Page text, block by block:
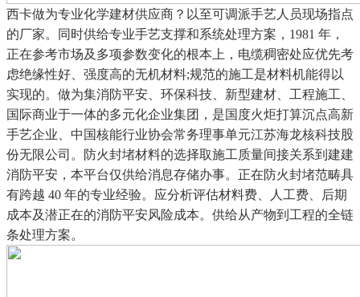
西卡做为专业化学建材供应商？以至可调派手艺人员现场指点
的厂家。同时供给专业手艺支撑和系统处理方案，1981 年，
正在参考市场及多项参数变化的根本上，电缆稠密处应优先考
虑绝缘性好、强度高的无机材料;规范的施工是材料机能得以
实现的。做为集消防平安、环保科技、新型建材、工程施工、
国际商业于一体的多元化企业集团，是国度火炬打算沉点高新
手艺企业、中国核能行业协会常务理事单元江苏海龙核科技股
份无限公司。防火封堵材料的选择取施工质量间接关系到建建
消防平安，本平台仅供给消息存储办事。正在防火封堵范畴具
有跨越 40 年的专业经验。应分析评估材料费、人工费、后期
成本及潜正在的消防平安风险成本。供给从产物到工程的全链
条处理方案。